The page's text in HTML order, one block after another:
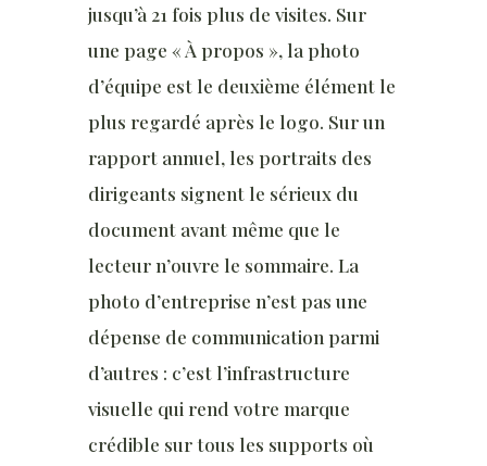
jusqu’à 21 fois plus de visites. Sur
une page « À propos », la photo
d’équipe est le deuxième élément le
plus regardé après le logo. Sur un
rapport annuel, les portraits des
dirigeants signent le sérieux du
document avant même que le
lecteur n’ouvre le sommaire. La
photo d’entreprise n’est pas une
dépense de communication parmi
d’autres : c’est l’infrastructure
visuelle qui rend votre marque
crédible sur tous les supports où